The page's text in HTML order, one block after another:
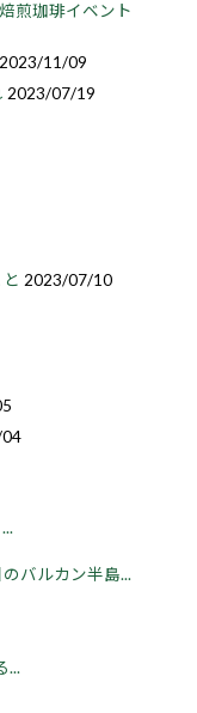
煎珈琲イベント
2023/11/09
2023/07/19
2023/07/10
バルカン半島...
...